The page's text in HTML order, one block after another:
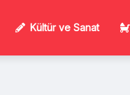
Kültür ve Sanat